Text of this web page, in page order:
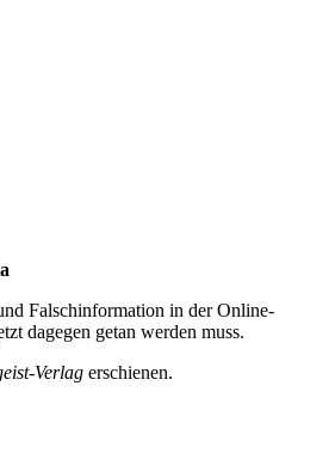
Falsch­information in der Online-
da­gegen getan werden muss.
Verlag erschienen.